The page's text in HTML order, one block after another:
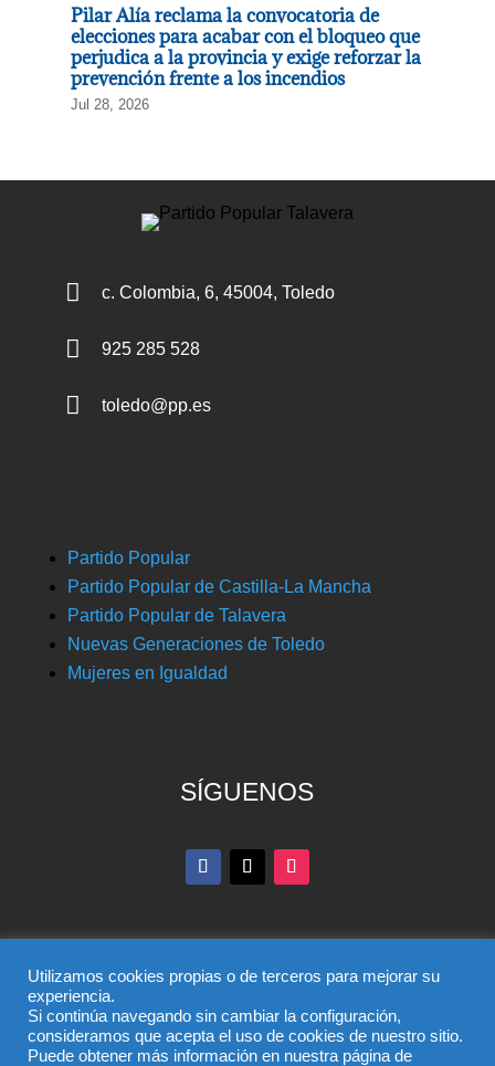
Pilar Alía reclama la convocatoria de
elecciones para acabar con el bloqueo que
perjudica a la provincia y exige reforzar la
prevención frente a los incendios
Jul 28, 2026
 c. Colombia, 6, 45004, Toledo
 925 285 528
 toledo@pp.es
Partido Popular
Partido Popular de Castilla-La Mancha
Partido Popular de Talavera
Nuevas Generaciones de Toledo
Mujeres en Igualdad
SÍGUENOS
© Partido Popular de Toledo – C/ Colombia, 6, 45004,
Toledo, Teléfono 925 285 528
Utilizamos cookies propias o de terceros para mejorar su
experiencia.
Si continúa navegando sin cambiar la configuración,
consideramos que acepta el uso de cookies de nuestro sitio.
Puede obtener más información en nuestra página de